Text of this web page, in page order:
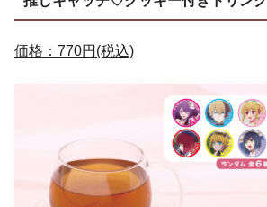
価格：770円(税込)